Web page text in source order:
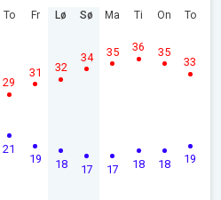
To
21
29
Fr
19
31
Lø
18
32
Sø
17
34
Ma
17
35
Ti
18
36
On
18
35
To
19
33